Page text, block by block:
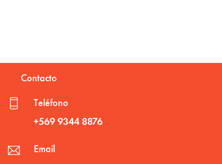
Contacto
Teléfono
+569 9344 8876
Email